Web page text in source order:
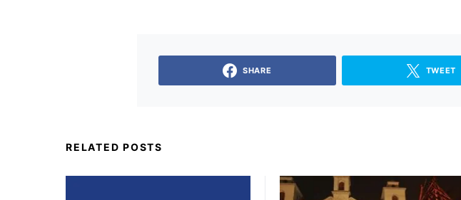
SHARE TWEET
RELATED POSTS